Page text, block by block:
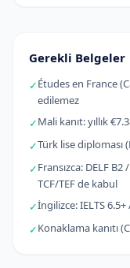
Gerekli Belgeler
✓Études en France
edilemez
✓Mali kanıt: yıllık
✓Türk lise diploması
✓Fransızca: DELF
TCF/TEF de kabul
✓İngilizce: IELTS
✓Konaklama kanıtı